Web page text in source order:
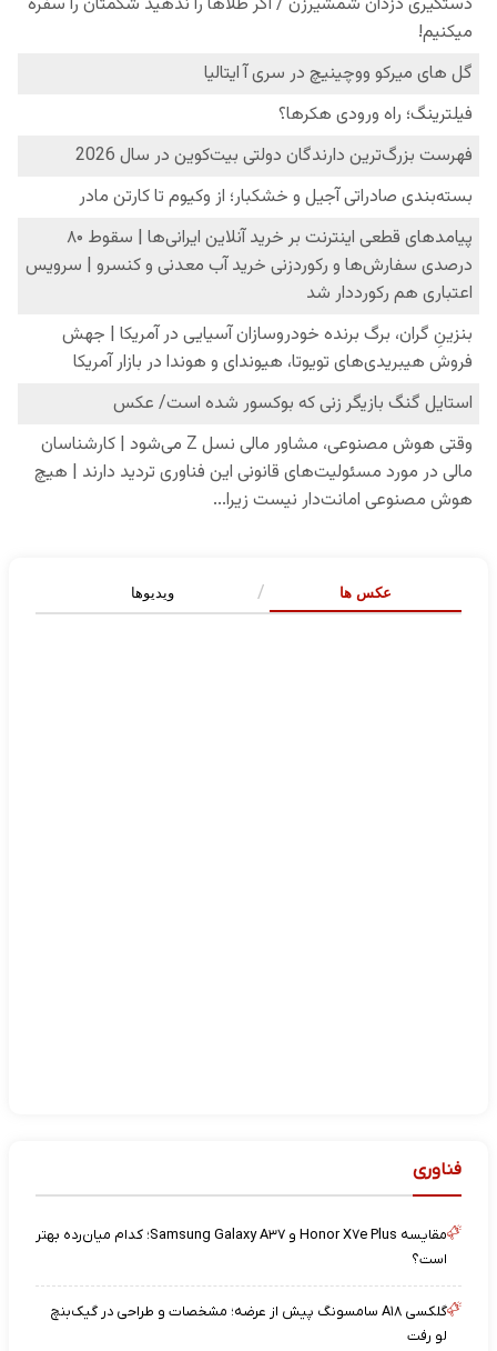
عکس ها ویدیوها
فناوری
مقایسه Honor X۷e Plus و Samsung Galaxy A۳۷؛ کدام میان‌رده بهتر
است؟
گلکسی A۱۸ سامسونگ پیش از عرضه؛ مشخصات و طراحی در گیک‌بنچ
لو رفت